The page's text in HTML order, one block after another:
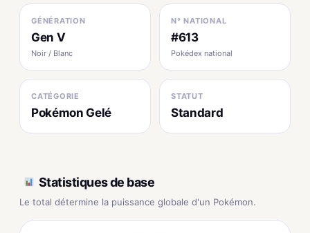
GÉNÉRATION
Gen V
Noir / Blanc
N° NATIONAL
#613
Pokédex national
CATÉGORIE
Pokémon Gelé
STATUT
Standard
Statistiques de base
Le total détermine la puissance globale d'un Pokémon.